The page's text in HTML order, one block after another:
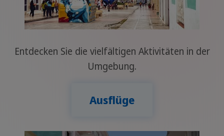
Entdecken Sie die vielfältigen Aktivitäten in der
Umgebung.
Ausflüge